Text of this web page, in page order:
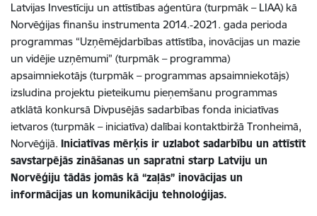
Latvijas Investīciju un attīstības aģentūra (turpmāk – LIAA) kā
Norvēģijas finanšu instrumenta 2014.‑2021. gada perioda
programmas “Uzņēmējdarbības attīstība, inovācijas un mazie
un vidējie uzņēmumi” (turpmāk – programma)
apsaimniekotājs (turpmāk – programmas apsaimniekotājs)
izsludina projektu pieteikumu pieņemšanu programmas
atklātā konkursā Divpusējās sadarbības fonda iniciatīvas
ietvaros (turpmāk – iniciatīva) dalībai kontaktbiržā Tronheimā,
Norvēģijā. Iniciatīvas mērķis ir uzlabot sadarbību un attīstīt
savstarpējās zināšanas un sapratni starp Latviju un
Norvēģiju tādās jomās kā “zaļās” inovācijas un
informācijas un komunikāciju tehnoloģijas.